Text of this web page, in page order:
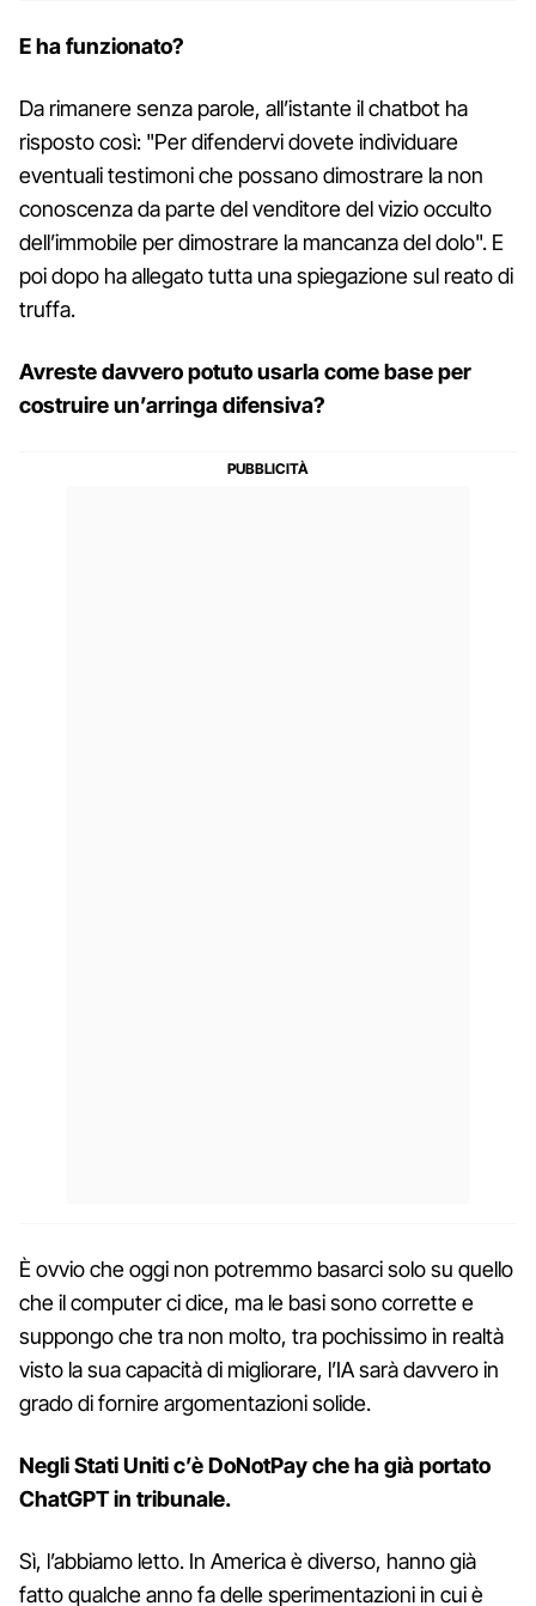
E ha funzionato?
Da rimanere senza parole, all’istante il chatbot ha
risposto così: "Per difendervi dovete individuare
eventuali testimoni che possano dimostrare la non
conoscenza da parte del venditore del vizio occulto
dell’immobile per dimostrare la mancanza del dolo". E
poi dopo ha allegato tutta una spiegazione sul reato di
truffa.
Avreste davvero potuto usarla come base per
costruire un’arringa difensiva?
È ovvio che oggi non potremmo basarci solo su quello
che il computer ci dice, ma le basi sono corrette e
suppongo che tra non molto, tra pochissimo in realtà
visto la sua capacità di migliorare, l’IA sarà davvero in
grado di fornire argomentazioni solide.
Negli Stati Uniti c’è DoNotPay che ha già portato
ChatGPT in tribunale.
Sì, l’abbiamo letto. In America è diverso, hanno già
fatto qualche anno fa delle sperimentazioni in cui è